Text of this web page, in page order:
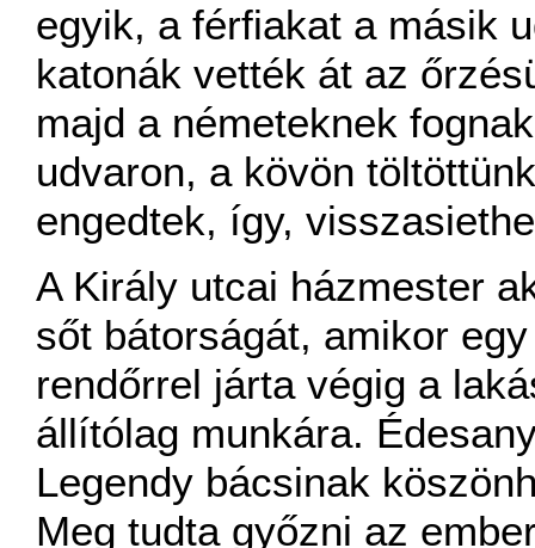
egyik, a férfiakat a másik
katonák vették át az
majd a németeknek
udvaron, a kövön
engedtek, így,
A Király utcai házmester
sőt bátorságát, amikor
rendőrrel járta végig a
állítólag munkára.
Legendy bácsinak
Meg tudta győzni az